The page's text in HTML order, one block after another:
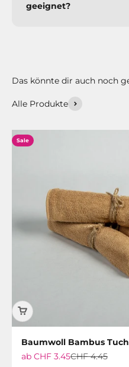
geeignet?
Alle Produkte
Sale
Baumwoll Bambus Tuch
Angebot
ab CHF 3.45Regulärer Preis
CHF 4.45